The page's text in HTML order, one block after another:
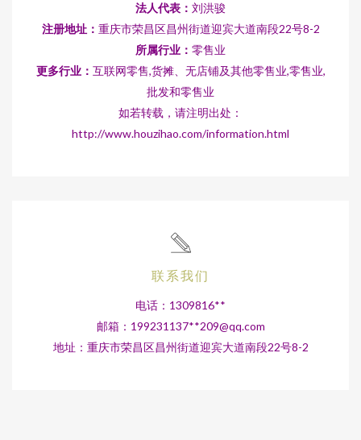
法人代表： 刘洪骏
注册地址： 重庆市荣昌区昌州街道迎宾大道南段22号8-2
所属行业： 零售业
更多行业： 互联网零售,货摊、无店铺及其他零售业,零售业,
批发和零售业
如若转载，请注明出处：
http://www.houzihao.com/information.html
联系我们
电话：1309816**
邮箱：199231137**209@qq.com
地址：重庆市荣昌区昌州街道迎宾大道南段22号8-2